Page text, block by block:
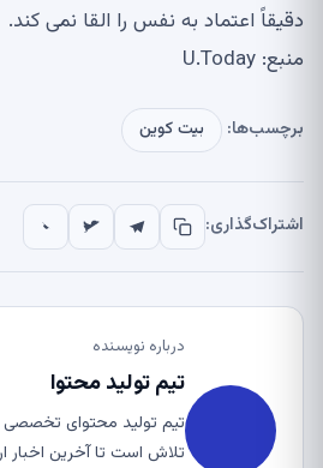
دقیقاً اعتماد به نفس را القا نمی کند.
منبع: U.Today
برچسب‌ها: بیت کوین
اشتراک‌گذاری:
درباره نویسنده
تیم تولید محتوا
تیم تولید محتوای تخصصی
تلاش است تا آخرین اخبار